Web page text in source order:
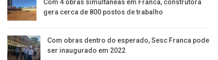
Com 4 obras simultâneas em Franca, construtora
gera cerca de 800 postos de trabalho
Com obras dentro do esperado, Sesc Franca pode
ser inaugurado em 2022